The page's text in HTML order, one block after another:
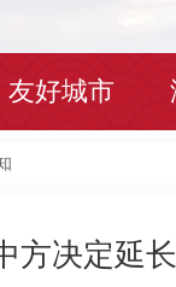
友好城市
方决定延